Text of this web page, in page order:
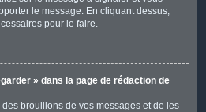
le message. En cliquant dessus,
pour le faire.
» dans la page de rédaction de
des brouillons de vos messages et de les